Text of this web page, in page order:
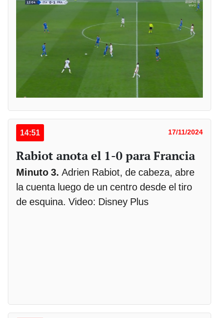
14:51 17/11/2024
Rabiot anota el 1-0 para Francia
Minuto 3. Adrien Rabiot, de cabeza, abre
la cuenta luego de un centro desde el tiro
de esquina. Video: Disney Plus